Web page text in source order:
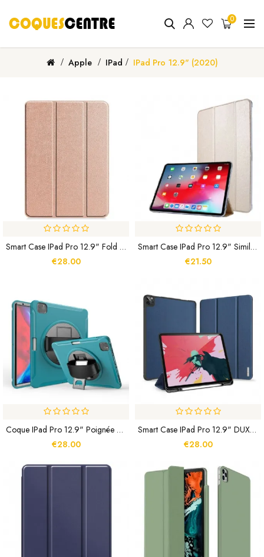
0
Apple IPad IPad Pro 12.9" (2020)
Smart Case IPad Pro 12.9" Fold Chargeur Porte-Crayon
€28.00
Smart Case IPad Pro 12.9" Simili Cuir Texture Soie
€21.50
Coque IPad Pro 12.9" Poignée 360°
€28.00
Smart Case IPad Pro 12.9" DUX DUCIS DOMO SERIES
€28.00